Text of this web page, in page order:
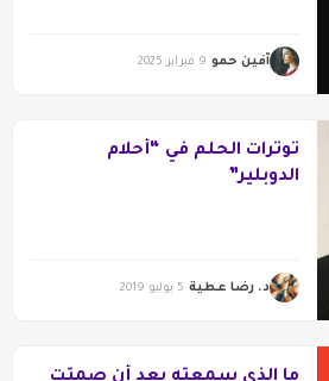
آفين حمو 9 فبراير 2025
توترات الحلم في “أحلام
الدوبلير”
د. رضا عطية 5 يوليو 2019